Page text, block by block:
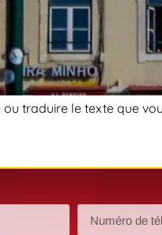
traduire le texte que